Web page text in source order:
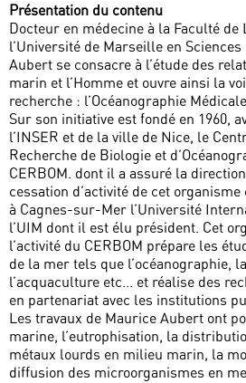
Présentation du contenu
Docteur en médecine à la Faculté de
l’Université de Marseille en
Aubert se consacre à l’étude des
marin et l’Homme et ouvre ainsi la
recherche : l’Océanographie
Sur son initiative est fondé en 1960,
l’INSER et de la ville de Nice, le
Recherche de Biologie et
CERBOM. dont il a assuré la
cessation d’activité de cet organisme
à Cagnes-sur-Mer l’Université
l’UIM dont il est élu président. Cet
l’activité du CERBOM prépare les
de la mer tels que l’océanographie,
l’acquaculture etc... et réalise des
en partenariat avec les institutions
Les travaux de Maurice Aubert ont
marine, l’eutrophisation, la
métaux lourds en milieu marin, la
diffusion des microorganismes en